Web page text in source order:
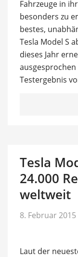
Fahrzeuge in
besonders zu
bestes,
Tesla Model S
dieses Jahr
Testergebnis
Tesla
24.000
weltweit
8. Februar 2015
Laut der